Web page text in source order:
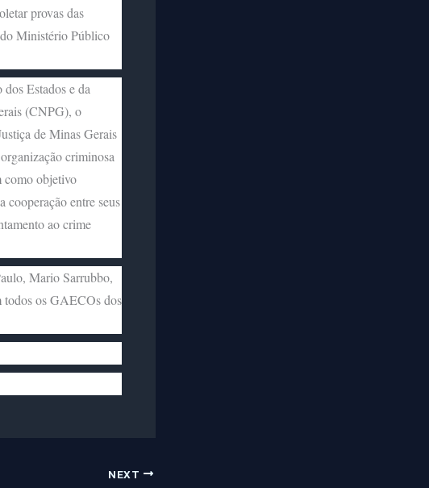
provas das
do Ministério Público
Estados e da
(CNPG), o
de Minas Gerais
criminosa
como objetivo
cooperação entre seus
ao crime
Mario Sarrubbo,
todos os GAECOs dos
NEXT